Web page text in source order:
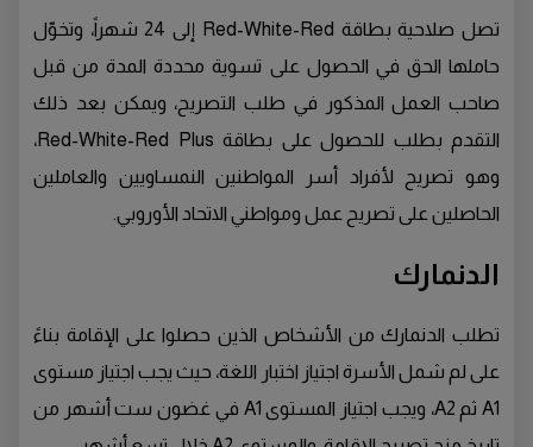
تصل صلاحية بطاقة Red-White-Red إلى 24 شهراً، وتخوّل
حاملها الحق في الحصول على تسوية محددة المدة من قبل
صاحب العمل المذكور في طلب التصريح، ويمكن بعد ذلك
التقدم بطلب للحصول على بطاقة Red-White-Red Plus،
وهو تصريح لأفراد أسر المواطنين النمساويين والعاملين
الحاصلين على تصريح عمل ومواطني الاتحاد الأوروبي.
الدنمارك
تطلب الدنمارك من الأشخاص الذين حصلوا على الإقامة بناءً
على لم شمل الأسرة اجتياز اختبار اللغة، حيث يجب اجتياز مستوى
A1 ثم A2، ويجب اجتياز المستوى A1 في غضون ست أشهر من